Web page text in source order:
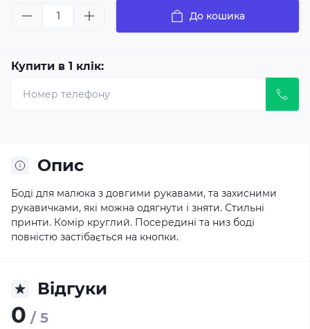
До кошика
Купити в 1 клік:
Опис
Боді для малюка з довгими рукавами, та захисними
рукавичками, які можна одягнути і зняти. Стильні
принти. Комір круглий. Посередині та низ боді
повністю застібається на кнопки.
Відгуки
0 / 5